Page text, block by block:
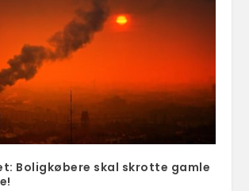
Boligkøbere skal skrotte gamle